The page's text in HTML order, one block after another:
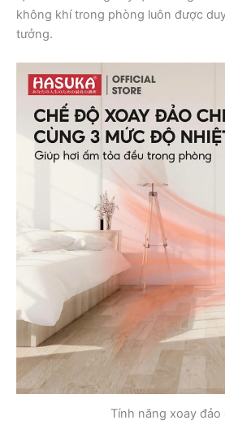
không khí trong phòng luôn được
tưởng.
Tính năng xoay đảo